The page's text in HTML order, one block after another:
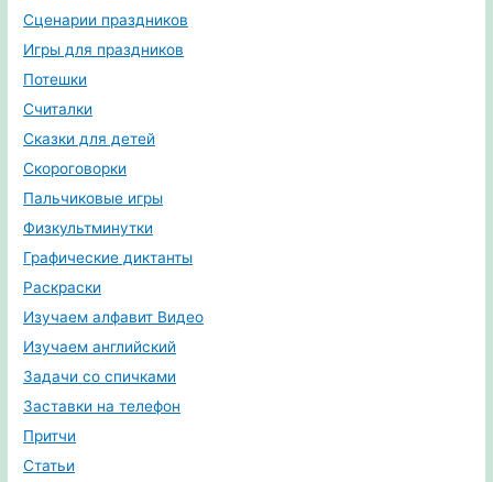
Сценарии праздников
Игры для праздников
Потешки
Считалки
Сказки для детей
Скороговорки
Пальчиковые игры
Физкультминутки
Графические диктанты
Раскраски
Изучаем алфавит Видео
Изучаем английский
Задачи со спичками
Заставки на телефон
Притчи
Статьи